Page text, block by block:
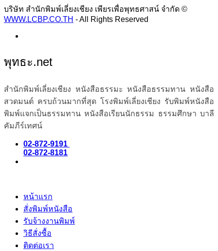
บริษัท สำนักพิมพ์เลี่ยงเชียง เพียรเพื่อพุทธศาสน์ จำกัด ©
WWW.LCBP.CO.TH - All Rights Reserved
พุทธะ.net
สำนักพิมพ์เลี่ยงเชียง หนังสือธรรมะ หนังสือธรรมทาน หนังสือ
สวดมนต์ ครบถ้วนมากที่สุด โรงพิมพ์เลี่ยงเชียง รับพิมพ์หนังสือ
พิมพ์แจกเป็นธรรมทาน หนังสือเรียนนักธรรม ธรรมศึกษา บาลี
คัมภีร์เทศน์
02-872-9191
02-872-8181
หน้าแรก
สั่งพิมพ์หนังสือ
รับจ้างงานพิมพ์
วิธีสั่งซื้อ
ติดต่อเรา